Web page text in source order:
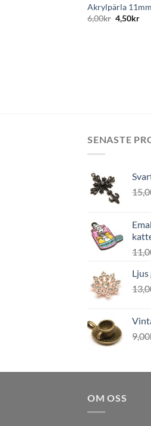
Akrylpärla
6,00kr 4,50kr
SENASTE
9,00
OM OSS